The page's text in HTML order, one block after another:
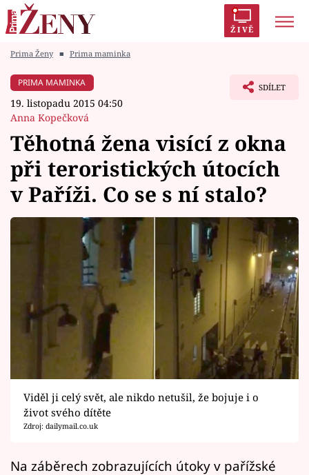
ŽIVĚ
Módní alarm
Zrádci
Témata
Celebrity
Vztahy
Seriály
Horoskopy
Sledujte prima+
Filmový festival Karlovy Vary
Pořady
Prima Ženy ■ Prima maminka
PRIMA MAMINKA
19. listopadu 2015 04:50
Anna Kopečková
SDÍLET
Těhotná žena visící z okna
při teroristických útocích
v Paříži. Co se s ní stalo?
Viděl ji celý svět, ale nikdo netušil, že bojuje i o
život svého dítěte
Zdroj: dailymail.co.uk
Na záběrech zobrazujících útoky v pařížské